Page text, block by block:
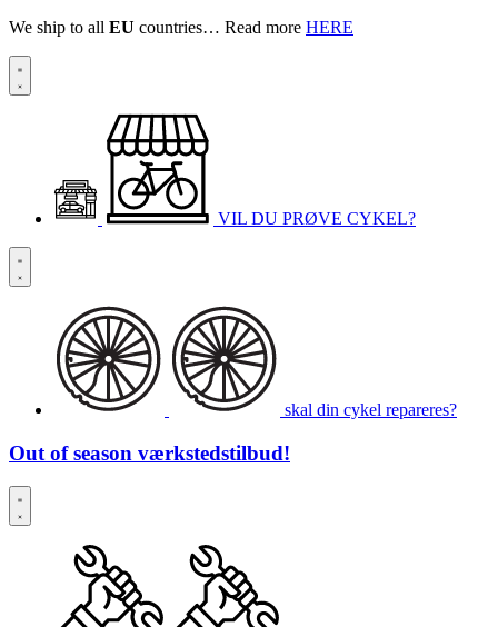
We ship to all EU countries… Read more HERE
VIL DU PRØVE CYKEL?
skal din cykel repareres?
Out of season værkstedstilbud!